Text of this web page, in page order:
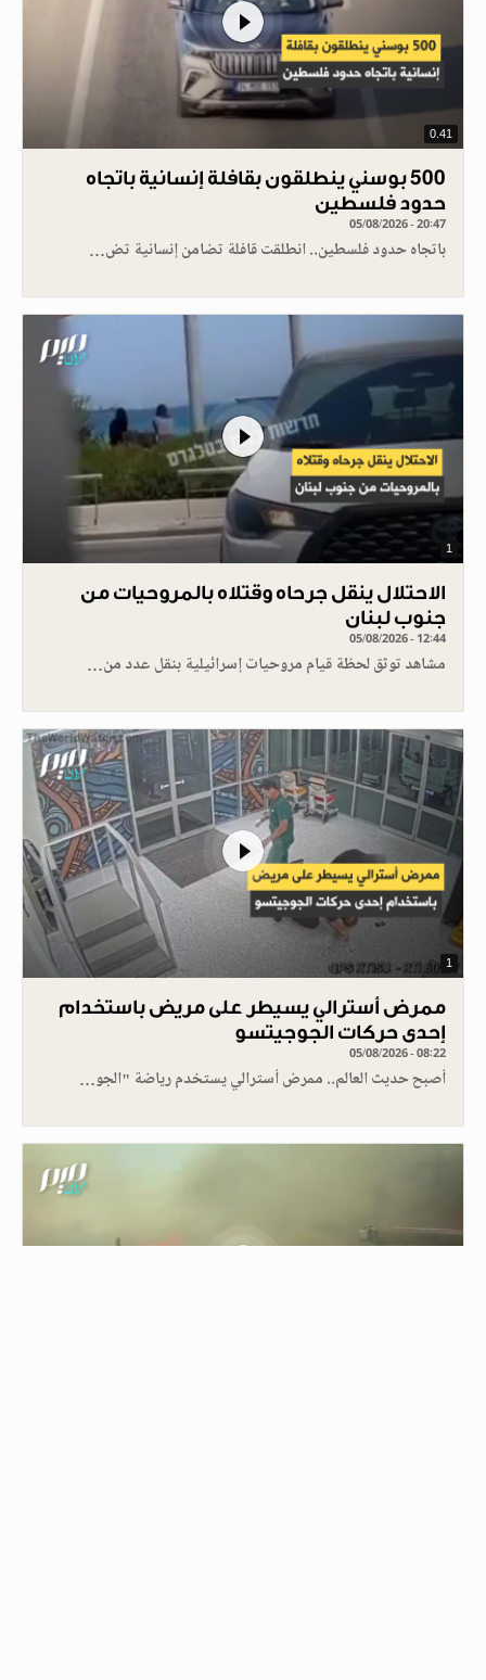
0.41
500 بوسني ينطلقون بقافلة إنسانية باتجاه
حدود فلسطين
05/08/2026 - 20:47
باتجاه حدود فلسطين.. انطلقت قافلة تضامن إنسانية تض…
1
الاحتلال ينقل جرحاه وقتلاه بالمروحيات من
جنوب لبنان
05/08/2026 - 12:44
مشاهد توثق لحظة قيام مروحيات إسرائيلية بنقل عدد من…
1
ممرض أسترالي يسيطر على مريض باستخدام
إحدى حركات الجوجيتسو
05/08/2026 - 08:22
أصبح حديث العالم.. ممرض أسترالي يستخدم رياضة "الجو…